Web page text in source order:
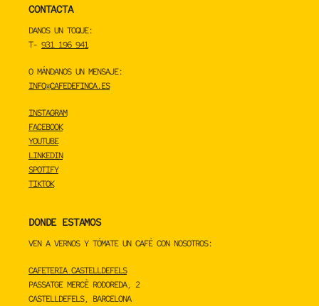
CONTACTA
DANOS UN TOQUE:
T- 931 196 941
O MÁNDANOS UN MENSAJE:
INFO@CAFEDEFINCA.ES
INSTAGRAM
FACEBOOK
YOUTUBE
LINKEDIN
SPOTIFY
TIKTOK
DONDE ESTAMOS
VEN A VERNOS Y TÓMATE UN CAFÉ CON NOSOTROS:
CAFETERIA CASTELLDEFELS
PASSATGE MERCÈ RODOREDA, 2
CASTELLDEFELS, BARCELONA